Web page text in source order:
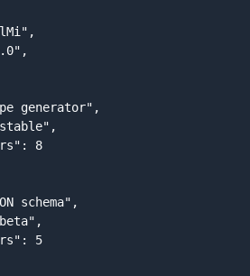
generator",
8
schema",
5